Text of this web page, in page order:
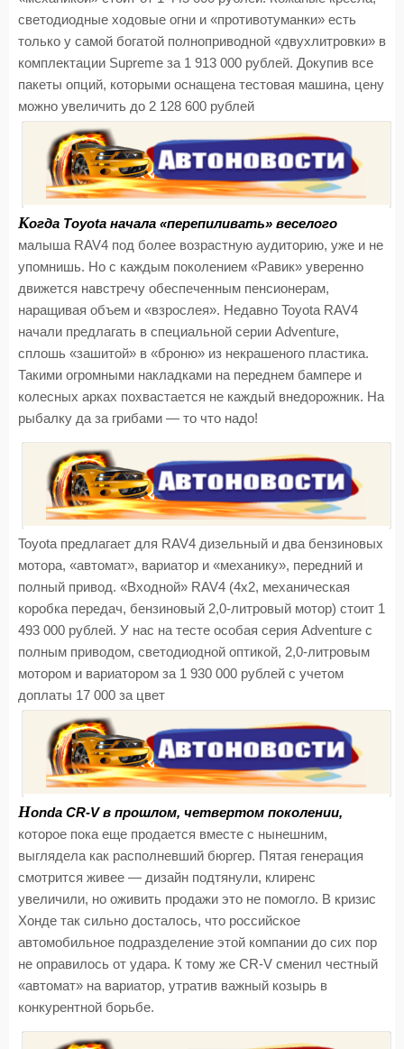
светодиодные ходовые огни и «противотуманки» есть
только у самой богатой полноприводной «двухлитровки» в
комплектации Supreme за 1 913 000 рублей. Докупив все
пакеты опций, которыми оснащена тестовая машина, цену
можно увеличить до 2 128 600 рублей
Когда Toyota начала «перепиливать» веселого
малыша RAV4 под более возрастную аудиторию, уже и не
упомнишь. Но с каждым поколением «Равик» уверенно
движется навстречу обеспеченным пенсионерам,
наращивая объем и «взрослея». Недавно Toyota RAV4
начали предлагать в специальной серии Adventure,
сплошь «зашитой» в «броню» из некрашеного пластика.
Такими огромными накладками на переднем бампере и
колесных арках похвастается не каждый внедорожник. На
рыбалку да за грибами — то что надо!
Toyota предлагает для RAV4 дизельный и два бензиновых
мотора, «автомат», вариатор и «механику», передний и
полный привод. «Входной» RAV4 (4х2, механическая
коробка передач, бензиновый 2,0-литровый мотор) стоит 1
493 000 рублей. У нас на тесте особая серия Adventure с
полным приводом, светодиодной оптикой, 2,0-литровым
мотором и вариатором за 1 930 000 рублей с учетом
доплаты 17 000 за цвет
Honda CR-V в прошлом, четвертом поколении,
которое пока еще продается вместе с нынешним,
выглядела как располневший бюргер. Пятая генерация
смотрится живее — дизайн подтянули, клиренс
увеличили, но оживить продажи это не помогло. В кризис
Хонде так сильно досталось, что российское
автомобильное подразделение этой компании до сих пор
не оправилось от удара. К тому же CR-V сменил честный
«автомат» на вариатор, утратив важный козырь в
конкурентной борьбе.